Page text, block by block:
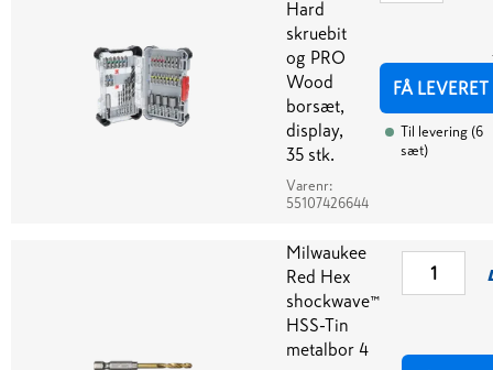
Hard
skruebit
og PRO
Wood
borsæt,
display,
35 stk.
Varenr:
55107426644
FÅ LEVERET
Til levering (6
sæt)
Milwaukee
Red Hex
shockwave™
HSS-Tin
metalbor 4